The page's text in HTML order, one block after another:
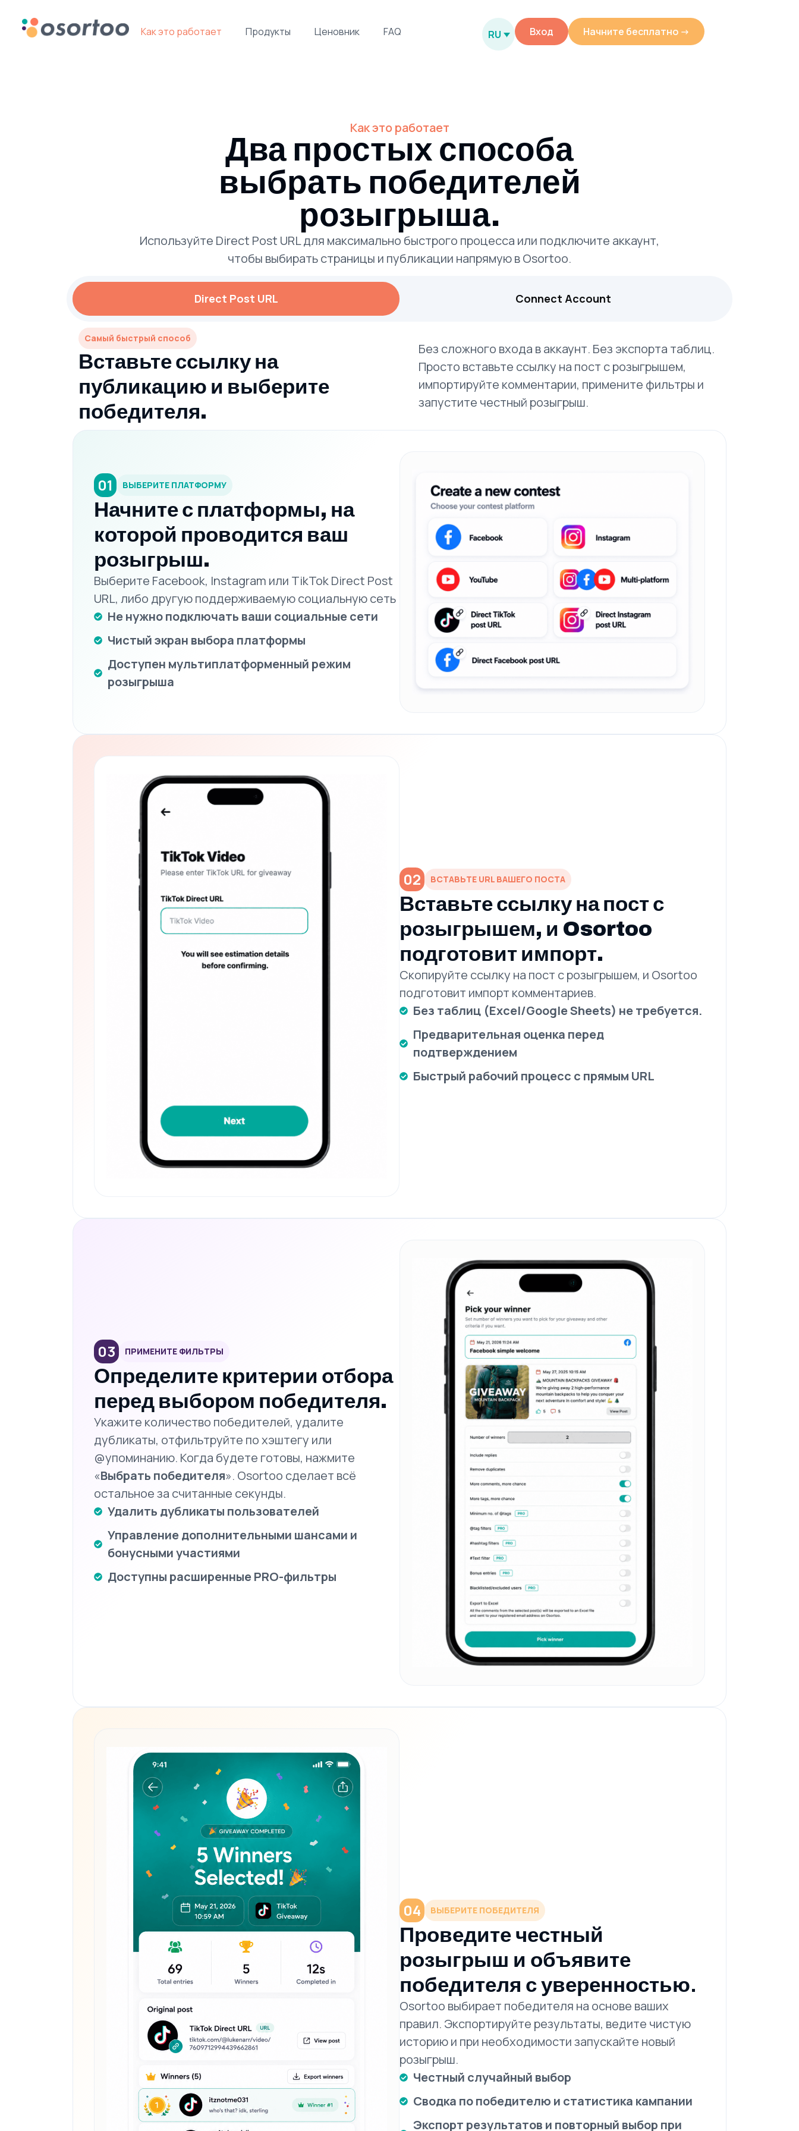
Как это работает Продукты Ценовник FAQ RU Вход Начните бесплатно ->
Как это работает
Два простых способа
выбрать победителей
розыгрыша.
Используйте Direct Post URL для максимально быстрого процесса или подключите аккаунт,
чтобы выбирать страницы и публикации напрямую в Osortoo.
Direct Post URL Connect Account
Самый быстрый способ
Вставьте ссылку на
публикацию и выберите
победителя.
Без сложного входа в аккаунт. Без экспорта таблиц.
Просто вставьте ссылку на пост с розыгрышем,
импортируйте комментарии, примените фильтры и
запустите честный розыгрыш.
01 ВЫБЕРИТЕ ПЛАТФОРМУ
Начните с платформы, на
которой проводится ваш
розыгрыш.
Выберите Facebook, Instagram или TikTok Direct Post
URL, либо другую поддерживаемую социальную сеть
Не нужно подключать ваши социальные сети
Чистый экран выбора платформы
Доступен мультиплатформенный режим
розыгрыша
02 ВСТАВЬТЕ URL ВАШЕГО ПОСТА
Вставьте ссылку на пост с
розыгрышем, и Osortoo
подготовит импорт.
Скопируйте ссылку на пост с розыгрышем, и Osortoo
подготовит импорт комментариев.
Без таблиц (Excel/Google Sheets) не требуется.
Предварительная оценка перед
подтверждением
Быстрый рабочий процесс с прямым URL
03 ПРИМЕНИТЕ ФИЛЬТРЫ
Определите критерии отбора
перед выбором победителя.
Укажите количество победителей, удалите
дубликаты, отфильтруйте по хэштегу или
@упоминанию. Когда будете готовы, нажмите
«Выбрать победителя». Osortoo сделает всё
остальное за считанные секунды.
Удалить дубликаты пользователей
Управление дополнительными шансами и
бонусными участиями
Доступны расширенные PRO-фильтры
04 ВЫБЕРИТЕ ПОБЕДИТЕЛЯ
Проведите честный
розыгрыш и объявите
победителя с уверенностью.
Osortoo выбирает победителя на основе ваших
правил. Экспортируйте результаты, ведите чистую
историю и при необходимости запускайте новый
розыгрыш.
Честный случайный выбор
Сводка по победителю и статистика кампании
Экспорт результатов и повторный выбор при